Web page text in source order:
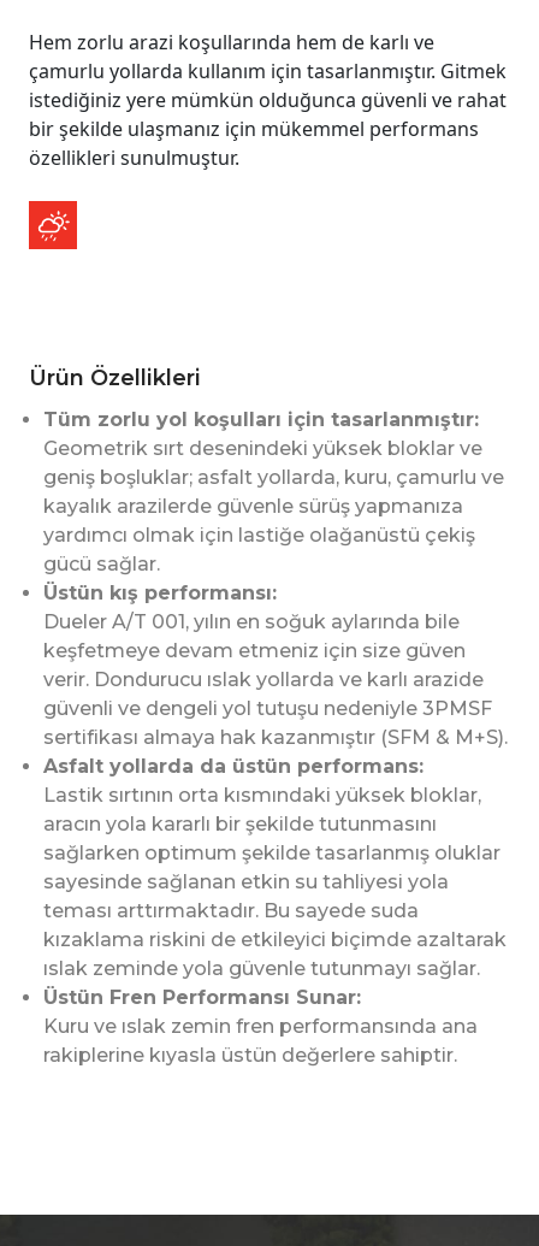
Hem zorlu arazi koşullarında hem de karlı ve
çamurlu yollarda kullanım için tasarlanmıştır. Gitmek
istediğiniz yere mümkün olduğunca güvenli ve rahat
bir şekilde ulaşmanız için mükemmel performans
özellikleri sunulmuştur.
Ürün Özellikleri
Tüm zorlu yol koşulları için tasarlanmıştır:
Geometrik sırt desenindeki yüksek bloklar ve
geniş boşluklar; asfalt yollarda, kuru, çamurlu ve
kayalık arazilerde güvenle sürüş yapmanıza
yardımcı olmak için lastiğe olağanüstü çekiş
gücü sağlar.
Üstün kış performansı:
Dueler A/T 001, yılın en soğuk aylarında bile
keşfetmeye devam etmeniz için size güven
verir. Dondurucu ıslak yollarda ve karlı arazide
güvenli ve dengeli yol tutuşu nedeniyle 3PMSF
sertifikası almaya hak kazanmıştır (SFM & M+S).
Asfalt yollarda da üstün performans:
Lastik sırtının orta kısmındaki yüksek bloklar,
aracın yola kararlı bir şekilde tutunmasını
sağlarken optimum şekilde tasarlanmış oluklar
sayesinde sağlanan etkin su tahliyesi yola
teması arttırmaktadır. Bu sayede suda
kızaklama riskini de etkileyici biçimde azaltarak
ıslak zeminde yola güvenle tutunmayı sağlar.
Üstün Fren Performansı Sunar:
Kuru ve ıslak zemin fren performansında ana
rakiplerine kıyasla üstün değerlere sahiptir.